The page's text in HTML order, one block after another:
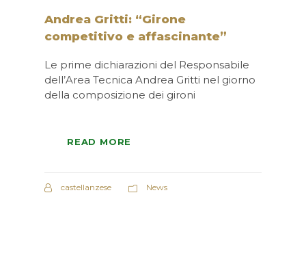
Andrea Gritti: “Girone
competitivo e affascinante”
Le prime dichiarazioni del Responsabile
dell’Area Tecnica Andrea Gritti nel giorno
della composizione dei gironi
READ MORE
castellanzese News